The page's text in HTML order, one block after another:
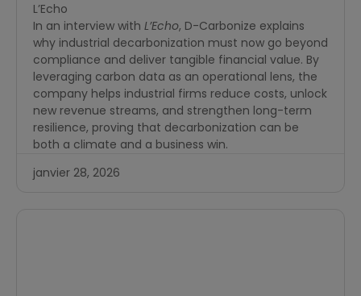
L’Echo
In an interview with L’Echo, D-Carbonize explains
why industrial decarbonization must now go beyond
compliance and deliver tangible financial value. By
leveraging carbon data as an operational lens, the
company helps industrial firms reduce costs, unlock
new revenue streams, and strengthen long-term
resilience, proving that decarbonization can be
both a climate and a business win.
janvier 28, 2026